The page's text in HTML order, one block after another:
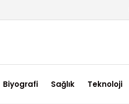
Biyografi Sağlık Teknoloji